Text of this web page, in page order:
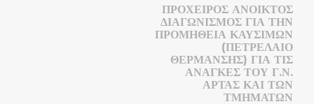
ΠΡΟΧΕΙΡΟΣ ΑΝΟΙΚΤΟΣ
ΔΙΑΓΩΝΙΣΜΟΣ ΓΙΑ ΤΗΝ
ΠΡΟΜΗΘΕΙΑ ΚΑΥΣΙΜΩΝ
(ΠΕΤΡΕΛΑΙΟ
ΘΕΡΜΑΝΣΗΣ) ΓΙΑ ΤΙΣ
ΑΝΑΓΚΕΣ ΤΟΥ Γ.Ν.
ΑΡΤΑΣ ΚΑΙ ΤΩΝ
ΤΜΗΜΑΤΩΝ